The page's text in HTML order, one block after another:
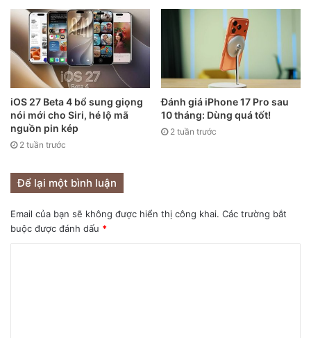
iOS 27 Beta 4 bổ sung giọng
nói mới cho Siri, hé lộ mã
nguồn pin kép
2 tuần trước
Đánh giá iPhone 17 Pro sau
10 tháng: Dùng quá tốt!
2 tuần trước
Để lại một bình luận
Email của bạn sẽ không được hiển thị công khai. Các trường bắt
buộc được đánh dấu *